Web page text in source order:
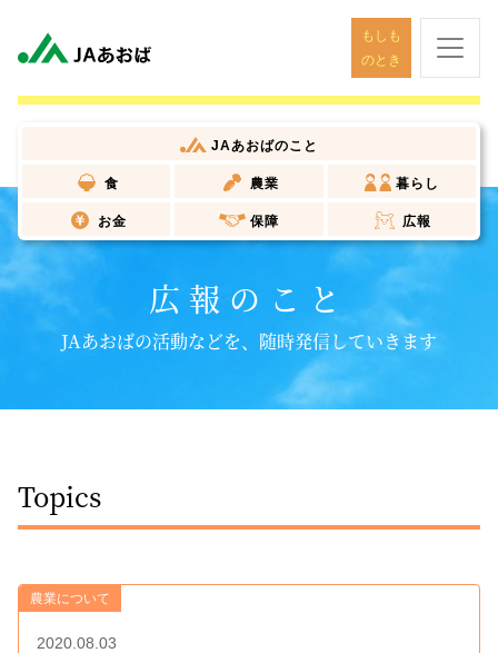
もしも
のとき
JAあおばのこと
食 農業 暮らし
お金 保障 広報
広報のこと
JAあおばの活動などを、随時発信していきます
Topics
農業について
2020.08.03